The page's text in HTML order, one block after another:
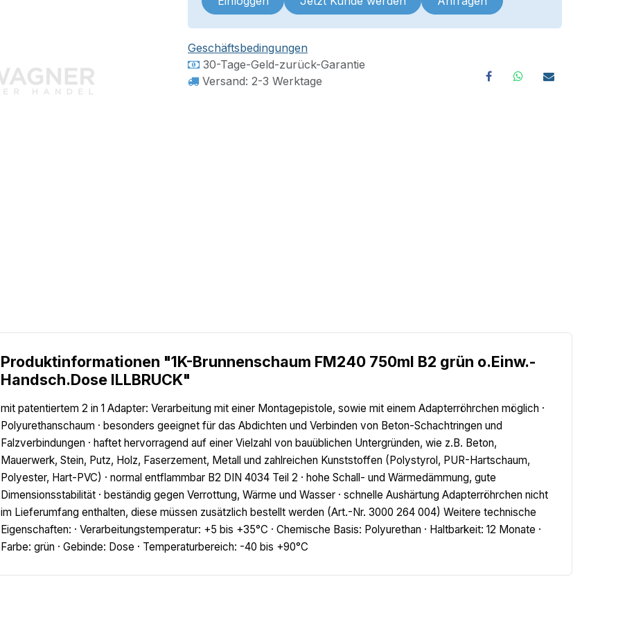
Geschäftsbedingungen
30-Tage-Geld-zurück-Garantie
Versand: 2-3 Werktage
Produktinformationen "1K-Brunnenschaum FM240 750ml B2 grün o.Einw.-
Handsch.Dose ILLBRUCK"
mit patentiertem 2 in 1 Adapter: Verarbeitung mit einer Montagepistole, sowie mit einem Adapterröhrchen möglich ·
Polyurethanschaum · besonders geeignet für das Abdichten und Verbinden von Beton-Schachtringen und
Falzverbindungen · haftet hervorragend auf einer Vielzahl von bauüblichen Untergründen, wie z.B. Beton,
Mauerwerk, Stein, Putz, Holz, Faserzement, Metall und zahlreichen Kunststoffen (Polystyrol, PUR-Hartschaum,
Polyester, Hart-PVC) · normal entflammbar B2 DIN 4034 Teil 2 · hohe Schall- und Wärmedämmung, gute
Dimensionsstabilität · beständig gegen Verrottung, Wärme und Wasser · schnelle Aushärtung Adapterröhrchen nicht
im Lieferumfang enthalten, diese müssen zusätzlich bestellt werden (Art.-Nr. 3000 264 004) Weitere technische
Eigenschaften: · Verarbeitungstemperatur: +5 bis +35°C · Chemische Basis: Polyurethan · Haltbarkeit: 12 Monate ·
Farbe: grün · Gebinde: Dose · Temperaturbereich: -40 bis +90°C